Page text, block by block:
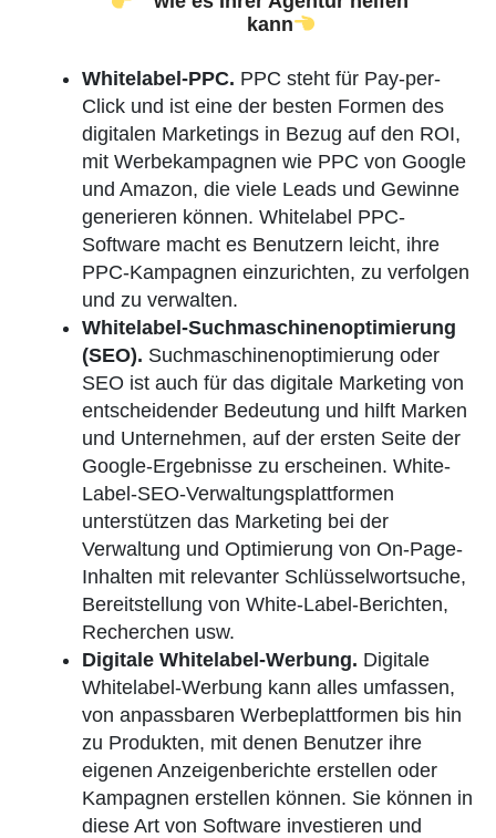
kann
Whitelabel-PPC. PPC steht für Pay-per-
Click und ist eine der besten Formen des
digitalen Marketings in Bezug auf den ROI,
mit Werbekampagnen wie PPC von Google
und Amazon, die viele Leads und Gewinne
generieren können. Whitelabel PPC-
Software macht es Benutzern leicht, ihre
PPC-Kampagnen einzurichten, zu verfolgen
und zu verwalten.
Whitelabel-Suchmaschinenoptimierung
(SEO). Suchmaschinenoptimierung oder
SEO ist auch für das digitale Marketing von
entscheidender Bedeutung und hilft Marken
und Unternehmen, auf der ersten Seite der
Google-Ergebnisse zu erscheinen. White-
Label-SEO-Verwaltungsplattformen
unterstützen das Marketing bei der
Verwaltung und Optimierung von On-Page-
Inhalten mit relevanter Schlüsselwortsuche,
Bereitstellung von White-Label-Berichten,
Recherchen usw.
Digitale Whitelabel-Werbung. Digitale
Whitelabel-Werbung kann alles umfassen,
von anpassbaren Werbeplattformen bis hin
zu Produkten, mit denen Benutzer ihre
eigenen Anzeigenberichte erstellen oder
Kampagnen erstellen können. Sie können in
diese Art von Software investieren und